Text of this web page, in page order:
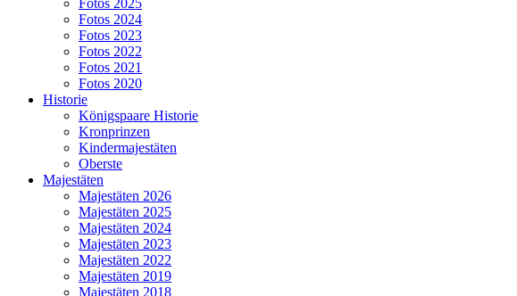
Fotos 2025
Fotos 2024
Fotos 2023
Fotos 2022
Fotos 2021
Fotos 2020
Historie
Königspaare Historie
Kronprinzen
Kindermajestäten
Oberste
Majestäten
Majestäten 2026
Majestäten 2025
Majestäten 2024
Majestäten 2023
Majestäten 2022
Majestäten 2019
Majestäten 2018